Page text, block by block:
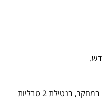
מינונים המומלצים במחקר, בנטילת 2 טבליות